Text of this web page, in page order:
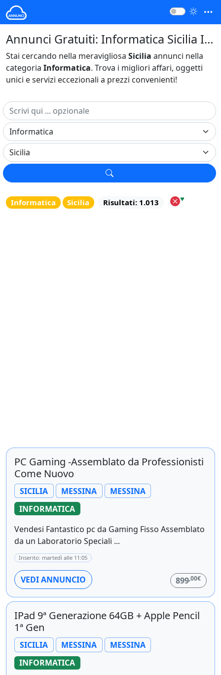
Annunci Gratuiti: Informatica Sicilia Italia
Stai cercando nella meravigliosa Sicilia annunci nella
categoria Informatica. Trova i migliori affari, oggetti
unici e servizi eccezionali a prezzi convenienti!
Informatica Sicilia Risultati: 1.013 ♥
PC Gaming -Assemblato da Professionisti
Come Nuovo
SICILIA MESSINA
MESSINA
INFORMATICA
Vendesi Fantastico pc da Gaming Fisso Assemblato
da un Laboratorio Speciali ...
Inserito: martedì alle 11:05
VEDI ANNUNCIO 899,00€
IPad 9ª Generazione 64GB + Apple Pencil
1ª Gen
SICILIA MESSINA
MESSINA
INFORMATICA